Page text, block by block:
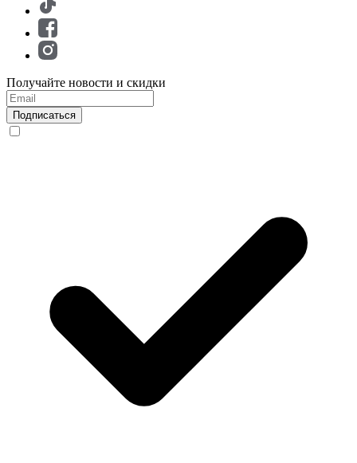
Получайте новости и скидки
Подписаться